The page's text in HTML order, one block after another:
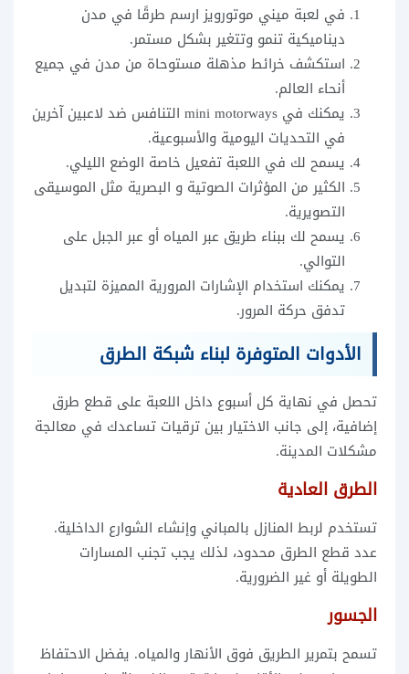
في لعبة ميني موتورويز ارسم طرقًا في مدن
ديناميكية تنمو وتتغير بشكل مستمر.
استكشف خرائط مذهلة مستوحاة من مدن في جميع
أنحاء العالم.
يمكنك في mini motorways التنافس ضد لاعبين آخرين
في التحديات اليومية والأسبوعية.
يسمح لك في اللعبة تفعيل خاصة الوضع الليلي.
الكثير من المؤثرات الصوتية و البصرية مثل الموسيقى
التصويرية.
يسمح لك ببناء طريق عبر المياه أو عبر الجبل على
التوالي.
يمكنك استخدام الإشارات المرورية المميزة لتبديل
تدفق حركة المرور.
الأدوات المتوفرة لبناء شبكة الطرق
تحصل في نهاية كل أسبوع داخل اللعبة على قطع طرق
إضافية، إلى جانب الاختيار بين ترقيات تساعدك في معالجة
مشكلات المدينة.
الطرق العادية
تستخدم لربط المنازل بالمباني وإنشاء الشوارع الداخلية.
عدد قطع الطرق محدود، لذلك يجب تجنب المسارات
الطويلة أو غير الضرورية.
الجسور
تسمح بتمرير الطريق فوق الأنهار والمياه. يفضل الاحتفاظ